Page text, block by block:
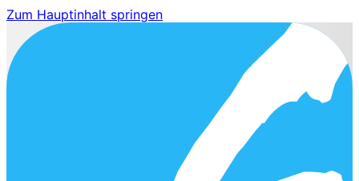
Zum Hauptinhalt springen